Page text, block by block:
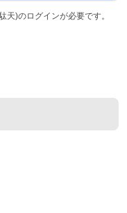
)のログインが必要です。